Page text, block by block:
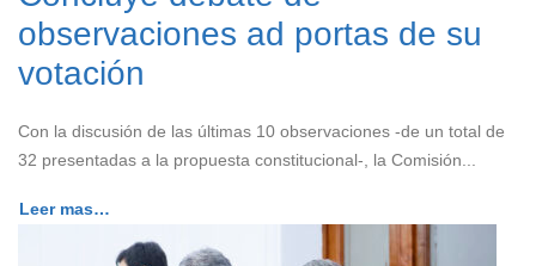
observaciones ad portas de su
votación
Con la discusión de las últimas 10 observaciones -de un total de
32 presentadas a la propuesta constitucional-, la Comisión...
Leer mas…